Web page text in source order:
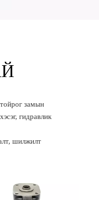
замын
гидравлик
шилжилт